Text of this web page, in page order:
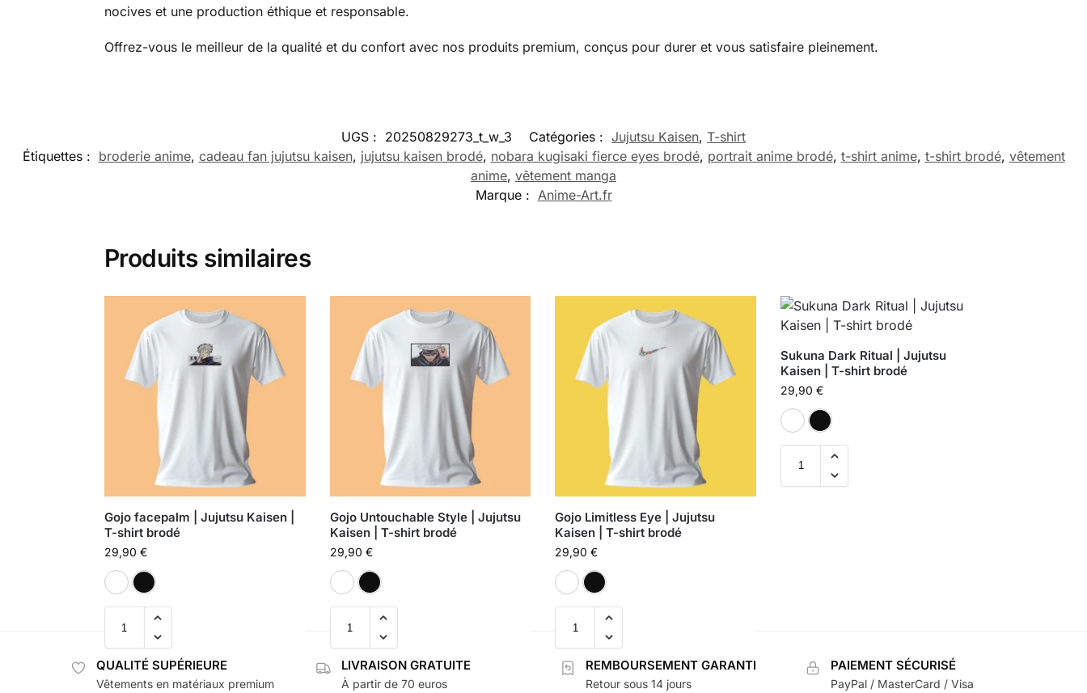
nocives et une production éthique et responsable.
Offrez-vous le meilleur de la qualité et du confort avec nos produits premium, conçus pour durer et vous satisfaire pleinement.
UGS : 20250829273_t_w_3 Catégories : Jujutsu Kaisen, T-shirt
Étiquettes : broderie anime, cadeau fan jujutsu kaisen, jujutsu kaisen brodé, nobara kugisaki fierce eyes brodé, portrait anime brodé, t-shirt anime, t-shirt brodé, vêtement
anime, vêtement manga
Marque : Anime-Art.fr
Produits similaires
Gojo facepalm | Jujutsu Kaisen |
T-shirt brodé
29,90 €
Gojo Untouchable Style | Jujutsu
Kaisen | T-shirt brodé
29,90 €
Gojo Limitless Eye | Jujutsu
Kaisen | T-shirt brodé
29,90€
Sukuna Dark Ritual | Jujutsu
Kaisen | T-shirt brodé
29,90€
QUALITÉ SUPÉRIEURE
Vêtements en matériaux premium
LIVRAISON GRATUITE
À partir de 70 euros
REMBOURSEMENT GARANTI
Retour sous 14 jours
PAIEMENT SÉCURISÉ
PayPal / MasterCard / Visa